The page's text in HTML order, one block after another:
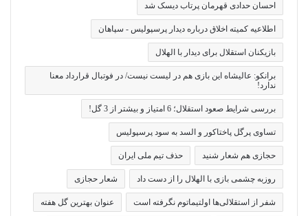
احسان حدادی قهرمان پرتاب دیسک شد
اطلاعیه کمیته اخلاق درباره دیدار پرسپولیس - سپاهان
بازیکنان استقلال برای دیدار با الهلال
برانکو: عالیشاه این بازی هم در لیست نیست/ در فوتبال قرارداد معنا
ندارد!
بررسی شرایط صعود استقلال؛ 6 امتیاز و بیشتر از 3 گل!
تساوی پرگل پاختاکور و السد به سود پرسپولیس
حجازی هم شعار شنید حذف تیم ملی ایران
روزبه چشمی بازی با الهلال را از دست داد شعار حجازی
شفر از استقلالی‌ها اولتیماتوم نگرفته است عنوان بهترین گل هفته